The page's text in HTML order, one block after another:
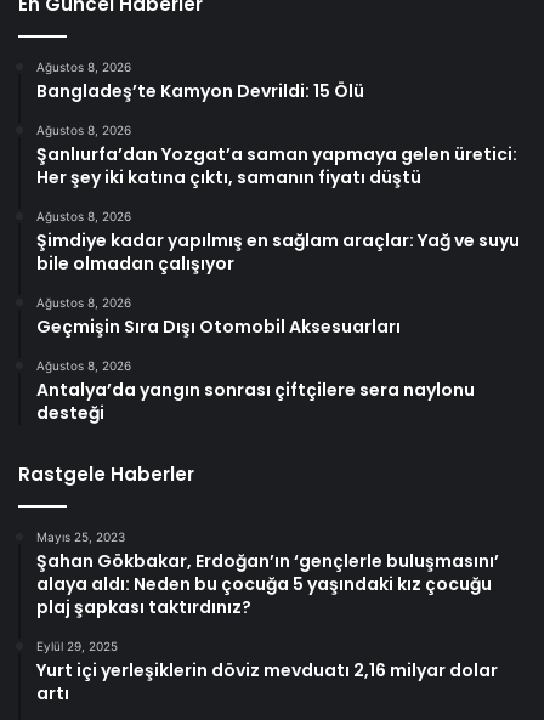
Ağustos 8, 2026
Bangladeş’te Kamyon Devrildi: 15 Ölü
Ağustos 8, 2026
Şanlıurfa’dan Yozgat’a saman yapmaya gelen üretici:
Her şey iki katına çıktı, samanın fiyatı düştü
Ağustos 8, 2026
Şimdiye kadar yapılmış en sağlam araçlar: Yağ ve suyu
bile olmadan çalışıyor
Ağustos 8, 2026
Geçmişin Sıra Dışı Otomobil Aksesuarları
Ağustos 8, 2026
Antalya’da yangın sonrası çiftçilere sera naylonu
desteği
Rastgele Haberler
Mayıs 25, 2023
Şahan Gökbakar, Erdoğan’ın ‘gençlerle buluşmasını’
alaya aldı: Neden bu çocuğa 5 yaşındaki kız çocuğu
plaj şapkası taktırdınız?
Eylül 29, 2025
Yurt içi yerleşiklerin döviz mevduatı 2,16 milyar dolar
artı